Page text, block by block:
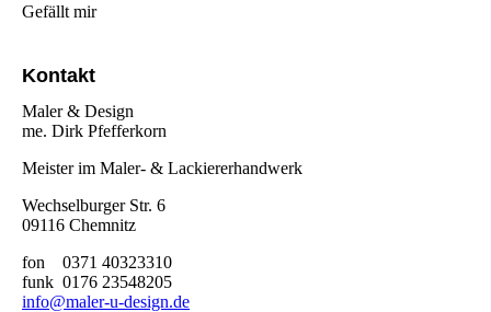
Gefällt mir
Kontakt
Maler & Design
me. Dirk Pfefferkorn
Meister im Maler- & Lackiererhandwerk
Wechselburger Str. 6
09116 Chemnitz
fon 0371 40323310
funk 0176 23548205
info@maler-u-design.de